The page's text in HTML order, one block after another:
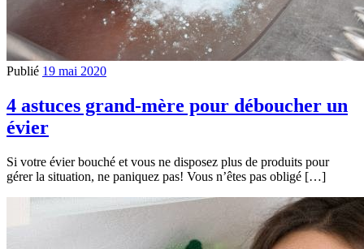
Publié 19 mai 2020
4 astuces grand-mère pour déboucher un
évier
Si votre évier bouché et vous ne disposez plus de produits pour
gérer la situation, ne paniquez pas! Vous n’êtes pas obligé […]